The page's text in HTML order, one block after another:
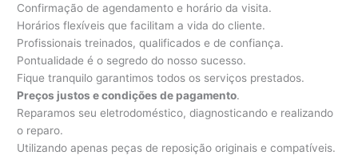
Confirmação de agendamento e horário da visita.
Horários flexíveis que facilitam a vida do cliente.
Profissionais treinados, qualificados e de confiança.
Pontualidade é o segredo do nosso sucesso.
Fique tranquilo garantimos todos os serviços prestados.
Preços justos e condições de pagamento.
Reparamos seu eletrodoméstico, diagnosticando e realizando
o reparo.
Utilizando apenas peças de reposição originais e compatíveis.